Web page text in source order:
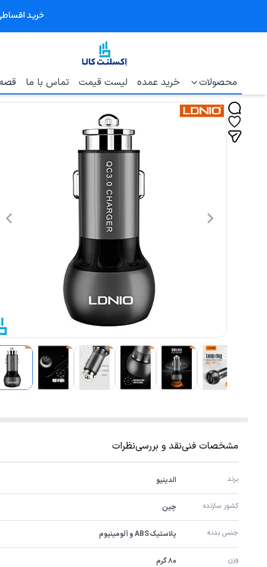
محصولات خرید عمده لیست قیمت تماس با ما
مشخصات فنینقد و بررسینظرات
برند الدینیو
کشور سازنده چین
جنس بدنه پلاستیک ABS و آلومینیوم
وزن ۸۰ گرم